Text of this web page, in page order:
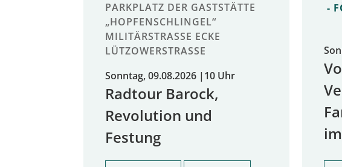
PARKPLATZ DER GASTSTÄTTE
„HOPFENSCHLINGEL“
MILITÄRSTRASSE ECKE L
ÜTZOWERSTRASSE
Sonntag, 09.08.2026 | 10 Uhr
Radtour Barock,
Revolution und
Festung